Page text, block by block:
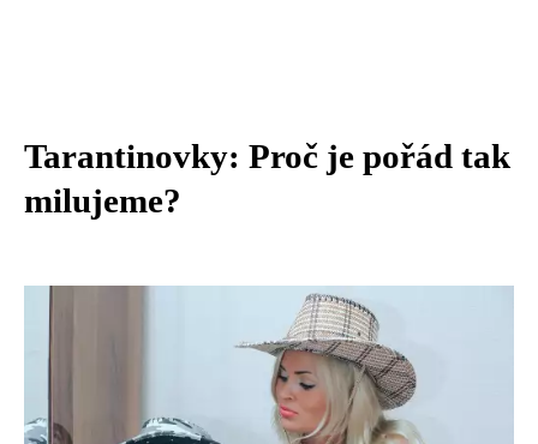
Tarantinovky: Proč je pořád tak
milujeme?